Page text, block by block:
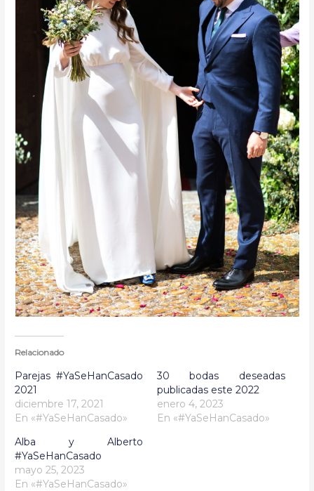
Relacionado
Parejas #YaSeHanCasado
2021
diciembre 17, 2021
En «#YaSeHanCasado»
30 bodas deseadas
publicadas este 2022
enero 4, 2023
En «#YaSeHanCasado»
Alba y Alberto
#YaSeHanCasado
mayo 25, 2023
En «#YaSeHanCasado»